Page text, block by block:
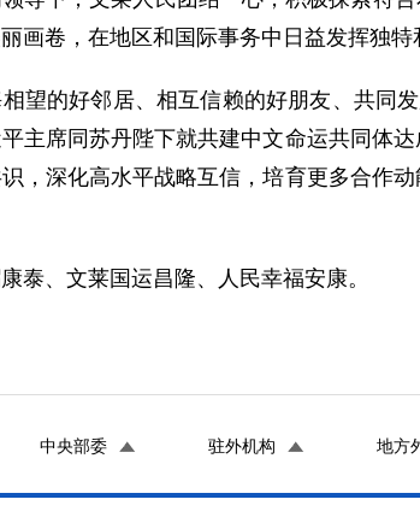
画卷，在地区和国际事务中日益发挥独特
望的好邻居、相互信赖的好朋友、共同
主席同苏丹陛下就共建中文命运共同体
，深化高水平战略互信，培育更多合作
泰、文莱国运昌隆、人民幸福安康。
中央部委 驻外机构 地方